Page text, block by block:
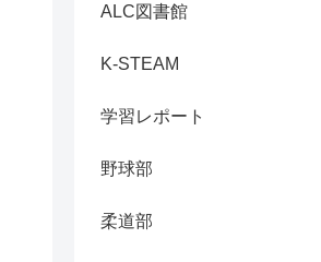
ALC図書館
K-STEAM
学習レポート
野球部
柔道部